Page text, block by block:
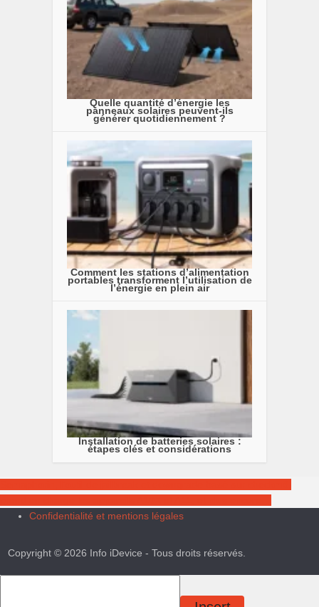
Quelle quantité d’énergie les
panneaux solaires peuvent-ils
générer quotidiennement ?
Comment les stations d’alimentation
portables transforment l’utilisation de
l’énergie en plein air
Installation de batteries solaires :
étapes clés et considérations
Confidentialité et mentions légales
Copyright © 2026 Info iDevice - Tous droits réservés.